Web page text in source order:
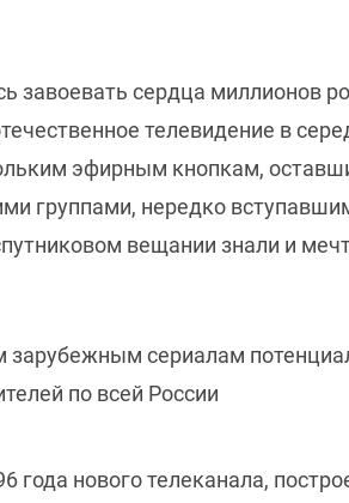
завоевать сердца миллионов
телевидение в
эфирным кнопкам,
группами, нередко
вещании знали и
сериалам
по всей России
года нового телеканала,